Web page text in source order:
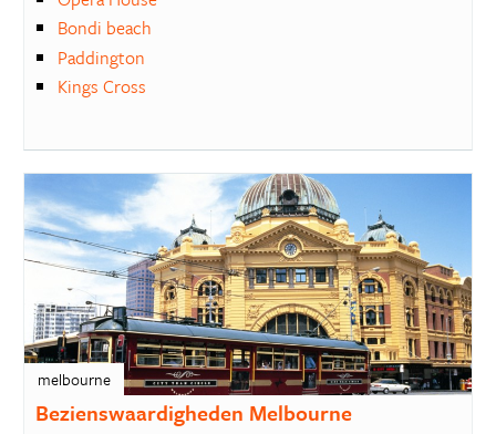
Bondi beach
Paddington
Kings Cross
melbourne
Bezienswaardigheden Melbourne